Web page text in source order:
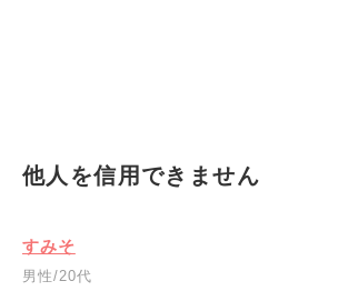
他人を信用できません
すみそ
男性/20代